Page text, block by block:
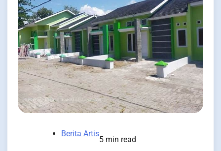
Berita Artis
5 min read